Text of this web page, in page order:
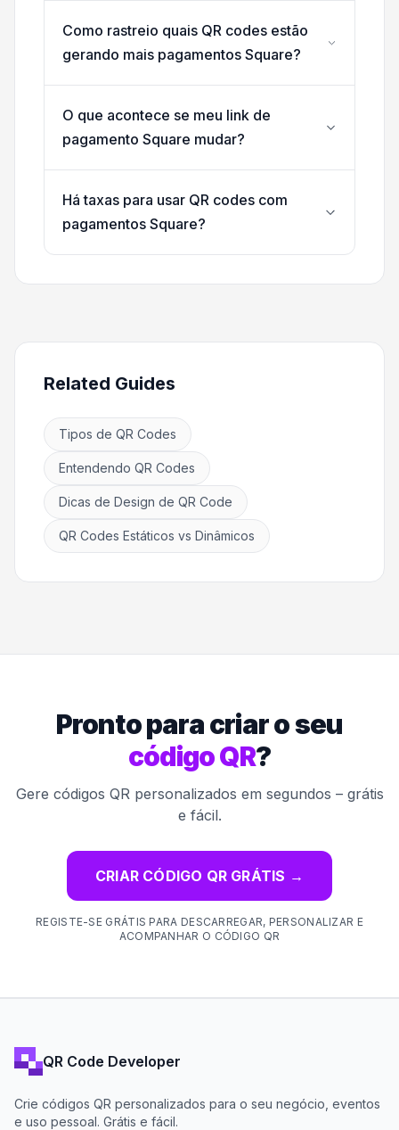
Como rastreio quais QR codes estão
gerando mais pagamentos Square?
O que acontece se meu link de
pagamento Square mudar?
Há taxas para usar QR codes com
pagamentos Square?
Related Guides
Tipos de QR Codes
Entendendo QR Codes
Dicas de Design de QR Code
QR Codes Estáticos vs Dinâmicos
Pronto para criar o seu
código QR?
Gere códigos QR personalizados em segundos – grátis
e fácil.
CRIAR CÓDIGO QR GRÁTIS →
REGISTE-SE GRÁTIS PARA DESCARREGAR, PERSONALIZAR E
ACOMPANHAR O CÓDIGO QR
QR Code Developer
Crie códigos QR personalizados para o seu negócio, eventos
e uso pessoal. Grátis e fácil.